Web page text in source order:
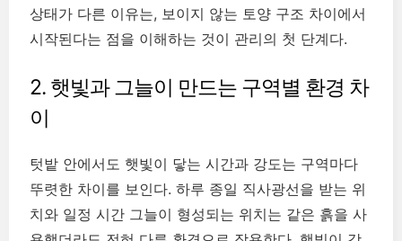
상태가 다른 이유는, 보이지 않는 토양 구조 차이에서
시작된다는 점을 이해하는 것이 관리의 첫 단계다.
2. 햇빛과 그늘이 만드는 구역별 환경 차
이
텃밭 안에서도 햇빛이 닿는 시간과 강도는 구역마다
뚜렷한 차이를 보인다. 하루 종일 직사광선을 받는 위
치와 일정 시간 그늘이 형성되는 위치는 같은 흙을 사